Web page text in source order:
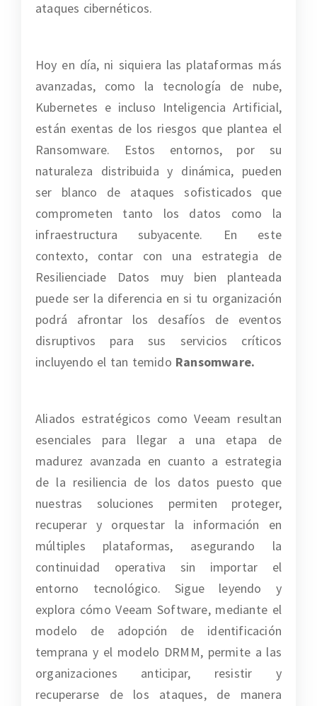
ataques cibernéticos.
Hoy en día, ni siquiera las plataformas más
avanzadas, como la tecnología de nube,
Kubernetes e incluso Inteligencia Artificial,
están exentas de los riesgos que plantea el
Ransomware. Estos entornos, por su
naturaleza distribuida y dinámica, pueden
ser blanco de ataques sofisticados que
comprometen tanto los datos como la
infraestructura subyacente. En este
contexto, contar con una estrategia de
Resilienciade Datos muy bien planteada
puede ser la diferencia en si tu organización
podrá afrontar los desafíos de eventos
disruptivos para sus servicios críticos
incluyendo el tan temido Ransomware.
Aliados estratégicos como Veeam resultan
esenciales para llegar a una etapa de
madurez avanzada en cuanto a estrategia
de la resiliencia de los datos puesto que
nuestras soluciones permiten proteger,
recuperar y orquestar la información en
múltiples plataformas, asegurando la
continuidad operativa sin importar el
entorno tecnológico. Sigue leyendo y
explora cómo Veeam Software, mediante el
modelo de adopción de identificación
temprana y el modelo DRMM, permite a las
organizaciones anticipar, resistir y
recuperarse de los ataques, de manera